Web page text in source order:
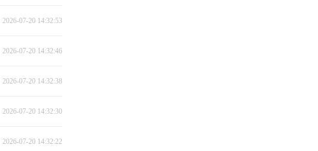
2026-07-20 14:32:53
2026-07-20 14:32:46
2026-07-20 14:32:38
2026-07-20 14:32:30
2026-07-20 14:32:22